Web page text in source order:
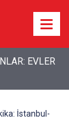
EVLER
İstanbul-